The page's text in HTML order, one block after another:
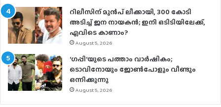
റിലീസിന് മുൻപ് ലീക്കായി, 300 കോടി
അടിച്ച് ജന നായകൻ; ഇനി ഒടിടിയിലേക്ക്,
എവിടെ കാണാം?
August 5, 2026
‘ഗപ്പി‘യുടെ പത്താം വാർഷികം;
ടൊവിനോയും ജോൺപോളും വീണ്ടും
ഒന്നിക്കുന്നു
August 5, 2026